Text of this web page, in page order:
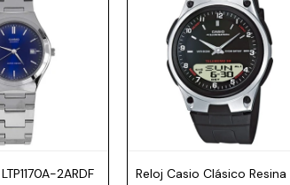
2ARDF
Reloj Casio Clásico Resina